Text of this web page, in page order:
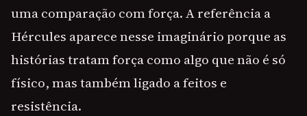
uma comparação com força. A referência a
Hércules aparece nesse imaginário porque as
histórias tratam força como algo que não é só
físico, mas também ligado a feitos e
resistência.